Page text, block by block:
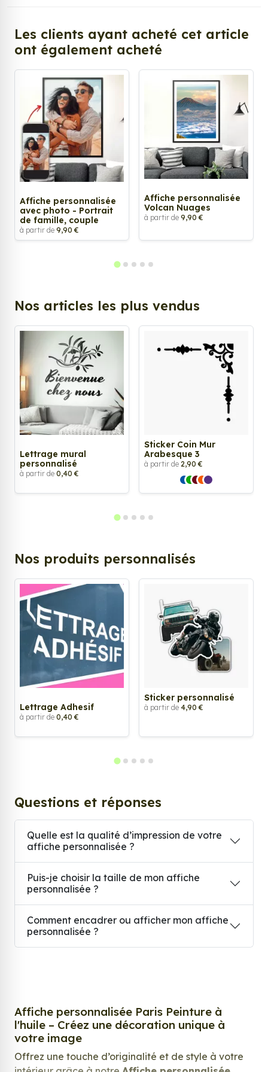
Les clients ayant acheté cet article
ont également acheté
Affiche personnalisée
avec photo - Portrait
de famille, couple
à partir de 9,90 €
Affiche personnalisée
Volcan Nuages
à partir de 9,90 €
Nos articles les plus vendus
Lettrage mural
personnalisé
à partir de 0,40 €
Sticker Coin Mur
Arabesque 3
à partir de 2,90 €
Nos produits personnalisés
Lettrage Adhesif
à partir de 0,40 €
Sticker personnalisé
à partir de 4,90 €
Questions et réponses
Quelle est la qualité d’impression de votre
affiche personnalisée ?
Puis-je choisir la taille de mon affiche
personnalisée ?
Comment encadrer ou afficher mon affiche
personnalisée ?
Affiche personnalisée Paris Peinture à
l'huile – Créez une décoration unique à
votre image
Offrez une touche d’originalité et de style à votre